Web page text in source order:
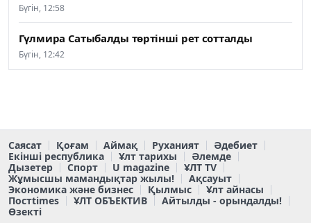
Бүгін, 12:58
Гүлмира Сатыбалды төртінші рет сотталды
Бүгін, 12:42
Саясат Қоғам Аймақ Руханият
Әдебиет
Екінші республика
Ұлт тарихы
Әлемде
Дызетер
Спорт U magazine
ҰЛТ TV
Жұмысшы мамандықтар жылы!
Ақсауыт
Экономика және бизнес
Қылмыс
Ұлт айнасы
Постtimes
ҰЛТ ОБЪЕКТИВ
Айтылды - орындалды!
Өзекті